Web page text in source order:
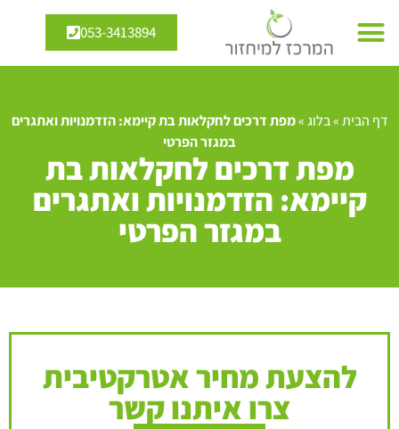
053-3413894
דף הבית»בלוג»מפת דרכים לחקלאות בת קיימא: הזדמנויות ואתגרים
במגזר הפרטי
מפת דרכים לחקלאות בת
קיימא: הזדמנויות ואתגרים
במגזר הפרטי
להצעת מחיר אטרקטיבית
צרו איתנו קשר